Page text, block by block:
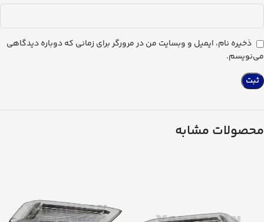
ذخیره نام، ایمیل و وبسایت من در مرورگر برای زمانی که دوباره دیدگاهی
می‌نویسم.
محصولات مشابه